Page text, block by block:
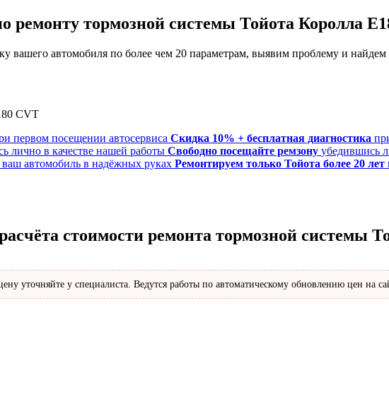
ремонту тормозной системы Тойота Королла
вашего автомобиля по более чем 20 параметрам, выявим проблему и
Скидка 10% + бесплатная диагностика
Свободно посещайте ремзону убедившись
Ремонтируем только Тойота более 20 лет
стоимости ремонта тормозной системы
уточняйте у специалиста. Ведутся работы по автоматическому обновлению цен на